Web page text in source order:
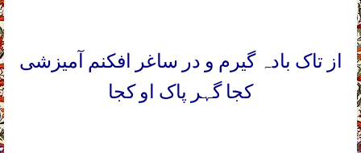
از تاک بادہ گیرم و در ساغر افکنم آمیزشی
کجا گہر پاک او کجا